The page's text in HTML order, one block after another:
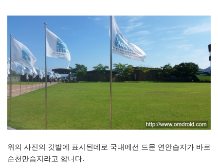
위의 사진의 깃발에 표시된데로 국내에선 드문 연안습지가 바로
순천만습지라고 합니다.